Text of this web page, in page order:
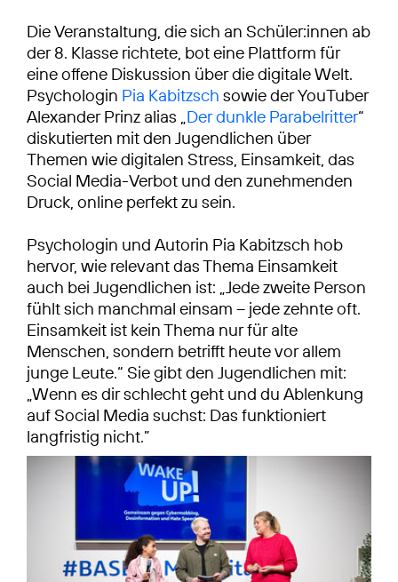
Die Veranstaltung, die sich an Schüler:innen ab
der 8. Klasse richtete, bot eine Plattform für
eine offene Diskussion über die digitale Welt.
Psychologin Pia Kabitzsch sowie der YouTuber
Alexander Prinz alias „ Der dunkle Parabelritter“
diskutierten mit den Jugendlichen über
Themen wie digitalen Stress, Einsamkeit, das
Social Media-Verbot und den zunehmenden
Druck, online perfekt zu sein.
Psychologin und Autorin Pia Kabitzsch hob
hervor, wie relevant das Thema Einsamkeit
auch bei Jugendlichen ist: „Jede zweite Person
fühlt sich manchmal einsam – jede zehnte oft.
Einsamkeit ist kein Thema nur für alte
Menschen, sondern betrifft heute vor allem
junge Leute.“ Sie gibt den Jugendlichen mit:
„Wenn es dir schlecht geht und du Ablenkung
auf Social Media suchst: Das funktioniert
langfristig nicht.”